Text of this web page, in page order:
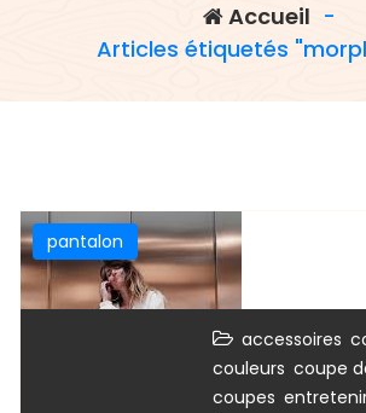
Accueil -
Articles étiquetés
pantalon
accessoires
couleurs coupe
coupes